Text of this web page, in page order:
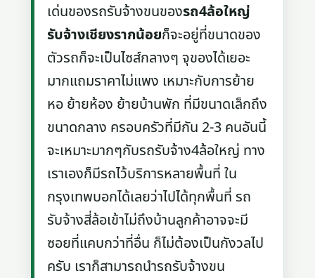
เด่นของรถรับจ้างขนของรถ4ล้อใหญ่
รับจ้างเชียงรากน้อยก็จะอยู่ที่ขนาดของ
ตัวรถก็จะเป็นไซส์กลางๆ จุของได้เยอะ
มากแถมราคาไม่แพง เหมาะกับการย้าย
หอ ย้ายห้อง ย้ายบ้านพัก ที่มีขนาดเล็กถึง
ขนาดกลาง ครอบครัวที่มีกัน 2-3 คนอันนี้
จะเหมาะมากๆกับรถรับจ้าง4ล้อใหญ่ ทาง
เราเองก็มีรถไว้บริการหลายพื้นที่ ใน
กรุงเทพบอกได้เลยว่าไปได้ทุกพื้นที่ รถ
รับจ้างสี่ล้อเข้าไม่ถึงบ้านลูกค้าอาจจะมี
ซอยที่แคบกว่าที่อื่น ก็ไม่ต้องเป็นกังวลไป
ครับ เราก็สามารถนำรถรับจ้างขน